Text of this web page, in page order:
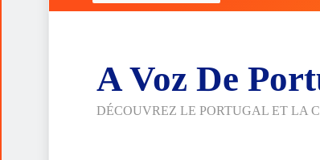
A Voz De
DÉCOUVREZ LE PORTUGAL ET LA